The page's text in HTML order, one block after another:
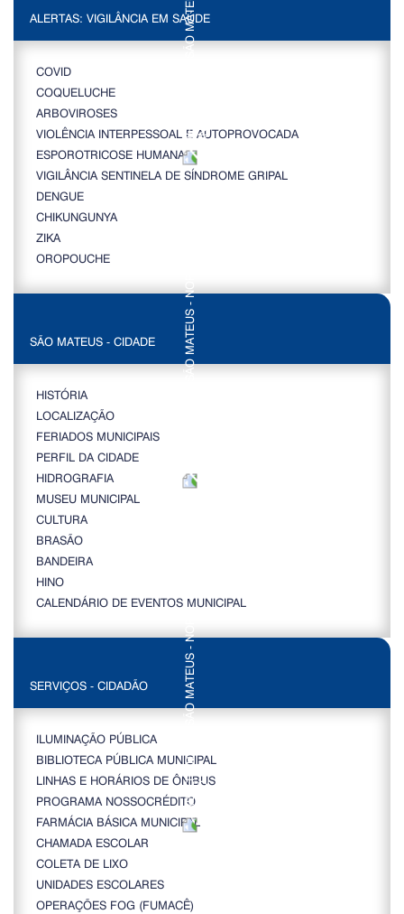
ALERTAS: VIGILÂNCIA EM SAÚDE
COVID
COQUELUCHE
ARBOVIROSES
VIOLÊNCIA INTERPESSOAL E AUTOPROVOCADA
ESPOROTRICOSE HUMANA
VIGILÂNCIA SENTINELA DE SÍNDROME GRIPAL
DENGUE
CHIKUNGUNYA
ZIKA
OROPOUCHE
SÃO MATEUS - CIDADE
HISTÓRIA
LOCALIZAÇÃO
FERIADOS MUNICIPAIS
PERFIL DA CIDADE
HIDROGRAFIA
MUSEU MUNICIPAL
CULTURA
BRASÃO
BANDEIRA
HINO
CALENDÁRIO DE EVENTOS MUNICIPAL
SERVIÇOS - CIDADÃO
ILUMINAÇÃO PÚBLICA
BIBLIOTECA PÚBLICA MUNICIPAL
LINHAS E HORÁRIOS DE ÔNIBUS
PROGRAMA NOSSOCRÉDITO
FARMÁCIA BÁSICA MUNICIPAL
CHAMADA ESCOLAR
COLETA DE LIXO
UNIDADES ESCOLARES
OPERAÇÕES FOG (FUMACÊ)